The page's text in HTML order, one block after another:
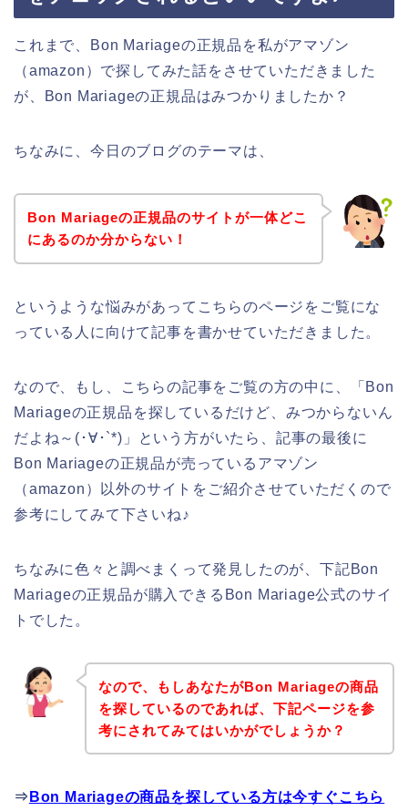
これまで、Bon Mariageの正規品を私がアマゾン
（amazon）で探してみた話をさせていただきました
が、Bon Mariageの正規品はみつかりましたか？
ちなみに、今日のブログのテーマは、
Bon Mariageの正規品のサイトが一体どこ
にあるのか分からない！
というような悩みがあってこちらのページをご覧にな
っている人に向けて記事を書かせていただきました。
なので、もし、こちらの記事をご覧の方の中に、「Bon
Mariageの正規品を探しているだけど、みつからないん
だよね～(･∀･`*)」という方がいたら、記事の最後に
Bon Mariageの正規品が売っているアマゾン
（amazon）以外のサイトをご紹介させていただくので
参考にしてみて下さいね♪
ちなみに色々と調べまくって発見したのが、下記Bon
Mariageの正規品が購入できるBon Mariage公式のサイ
トでした。
なので、もしあなたがBon Mariageの商品
を探しているのであれば、下記ページを参
考にされてみてはいかがでしょうか？
⇒ Bon Mariageの商品を探している方は今すぐこちら